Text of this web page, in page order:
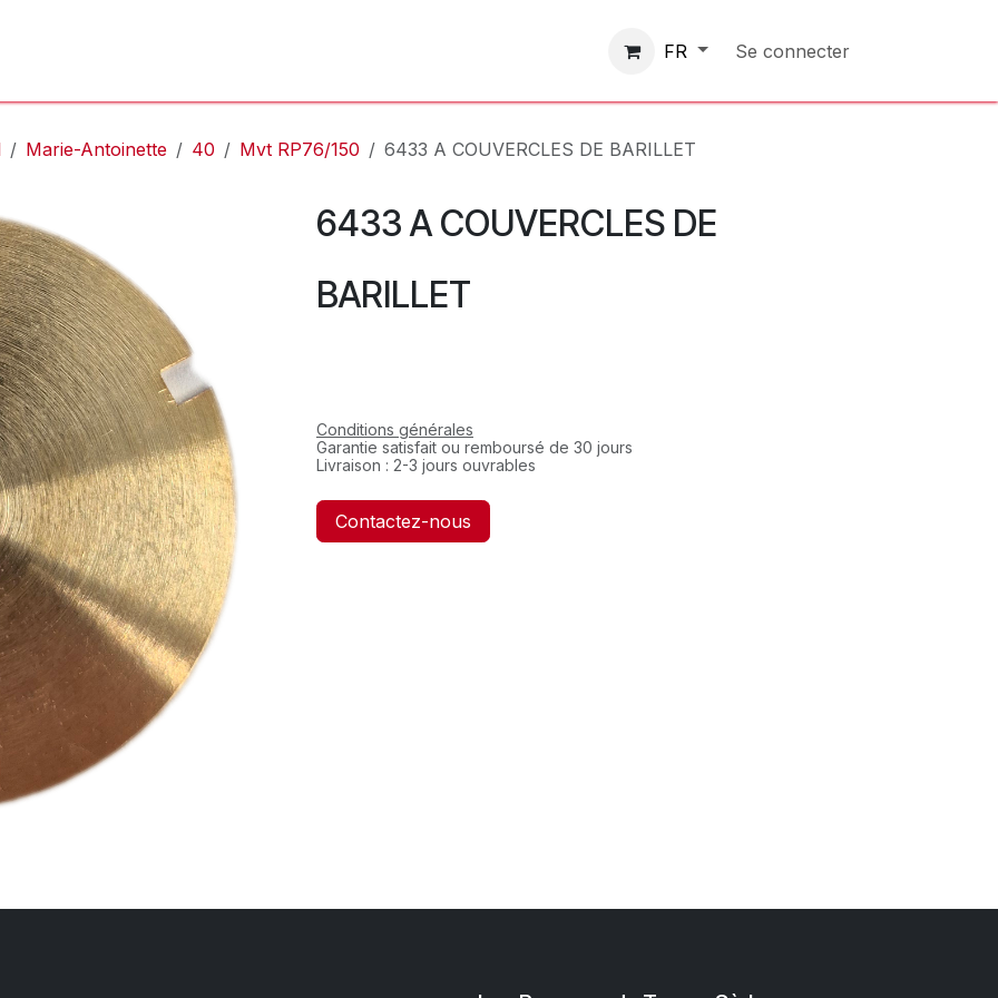
Contactez-nous FR Se connecter
Marie-Antoinette 40 Mvt RP76/150 6433 A COUVERCLES DE BARILLET
6433 A COUVERCLES DE
BARILLET
Conditions générales
Garantie satisfait ou remboursé de 30 jours
Livraison : 2-3 jours ouvrables
Contactez-nous